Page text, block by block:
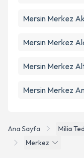
Ana Sayfa Milia
Merkez
Mersin Merkez
Mersin Merkez
Mersin Merkez
Mersin Merkez